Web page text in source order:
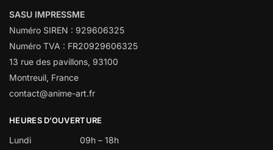
SASU IMPRESSME
Numéro SIREN : 929606325
Numéro TVA : FR20929606325
13 rue des pavillons, 93100
Montreuil, France
contact@anime-art.fr
HEURES D’OUVERTURE
Lundi
09h – 18h